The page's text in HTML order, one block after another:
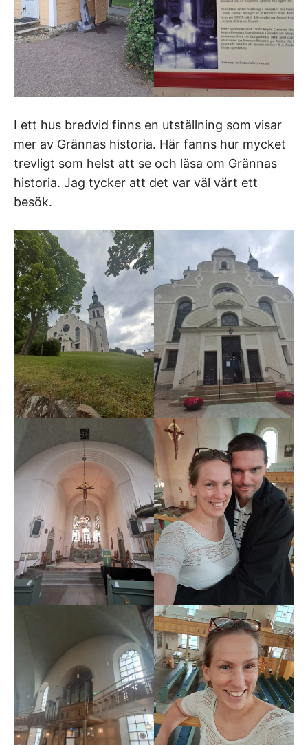
I ett hus bredvid finns en utställning som visar
mer av Grännas historia. Här fanns hur mycket
trevligt som helst att se och läsa om Grännas
historia. Jag tycker att det var väl värt ett
besök.